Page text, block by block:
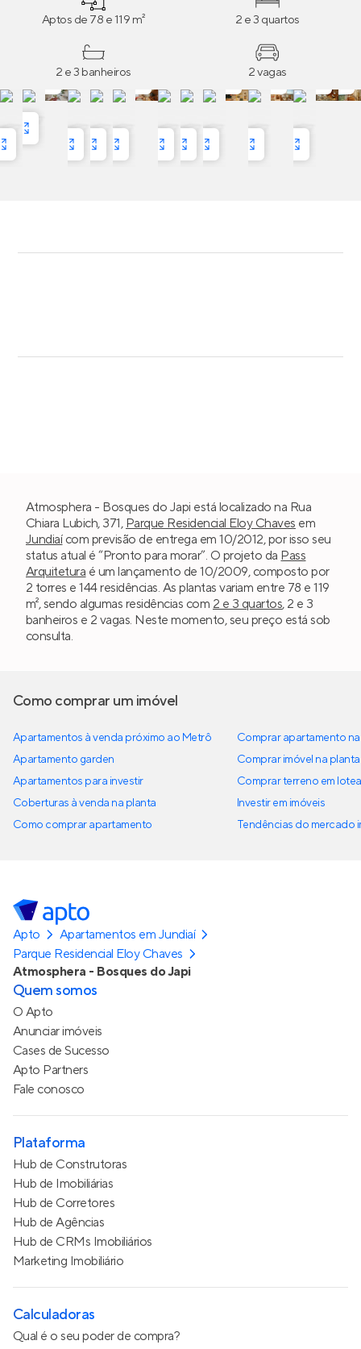
Aptos de 78 e 119 m² 2 e 3 quartos
2 e 3 banheiros 2 vagas
Atmosphera - Bosques do Japi está localizado na Rua
Chiara Lubich, 371, Parque Residencial Eloy Chaves em
Jundiaícom previsão de entrega em 10/2012, por isso seu
status atual é “Pronto para morar”. O projeto da Pass
Arquitetura é um lançamento de 10/2009, composto por
2 torres e 144 residências. As plantas variam entre 78 e 119
m², sendo algumas residências com 2 e 3 quartos, 2 e 3
banheiros e 2 vagas. Neste momento, seu preço está sob
consulta.
Como comprar um imóvel
Apartamentos à venda próximo ao Metrô
Apartamento garden
Apartamentos para investir
Coberturas à venda na planta
Como comprar apartamento
Comprar apartamento
Comprar imóvel na planta
Comprar terreno em
Investir em imóveis
Tendências do mercado
Apto
Apartamentos em Jundiaí
Parque Residencial Eloy Chaves
Atmosphera - Bosques do Japi
Quem somos
O Apto
Anunciar imóveis
Cases de Sucesso
Apto Partners
Fale conosco
Plataforma
Hub de Construtoras
Hub de Imobiliárias
Hub de Corretores
Hub de Agências
Hub de CRMs Imobiliários
Marketing Imobiliário
Calculadoras
Qual é o seu poder de compra?